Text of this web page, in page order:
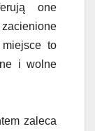
one
to
i wolne
zaleca